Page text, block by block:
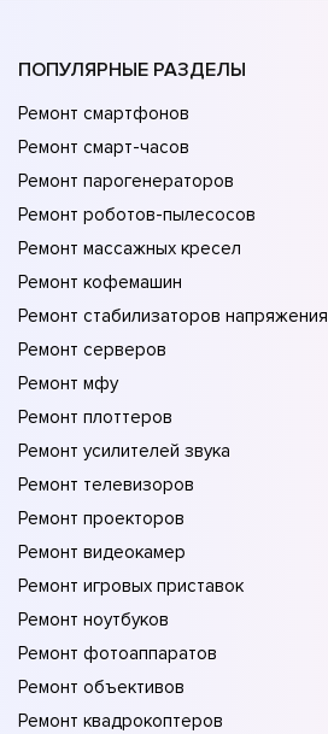
ПОПУЛЯРНЫЕ РАЗДЕЛЫ
Ремонт смартфонов
Ремонт смарт-часов
Ремонт парогенераторов
Ремонт роботов-пылесосов
Ремонт массажных кресел
Ремонт кофемашин
Ремонт стабилизаторов напряжения
Ремонт серверов
Ремонт мфу
Ремонт плоттеров
Ремонт усилителей звука
Ремонт телевизоров
Ремонт проекторов
Ремонт видеокамер
Ремонт игровых приставок
Ремонт ноутбуков
Ремонт фотоаппаратов
Ремонт объективов
Ремонт квадрокоптеров